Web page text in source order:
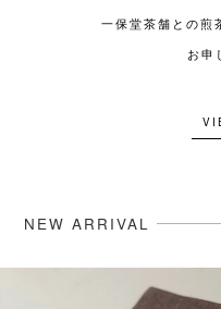
一保堂茶舗との煎
お申
NEW ARRIVAL